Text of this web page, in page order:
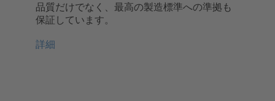
品質だけでなく、最高の製造標準への準拠も
保証しています。
詳細